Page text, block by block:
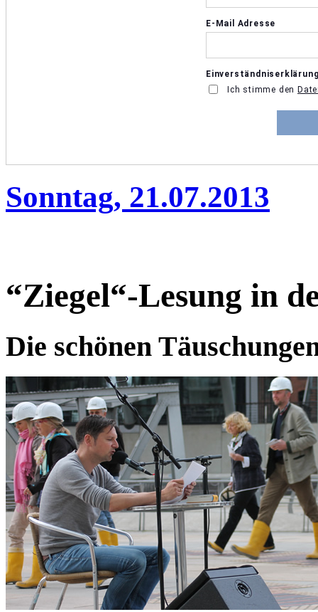
Sonntag, 21.07.2013
“Ziegel“-Lesung in
Die schönen